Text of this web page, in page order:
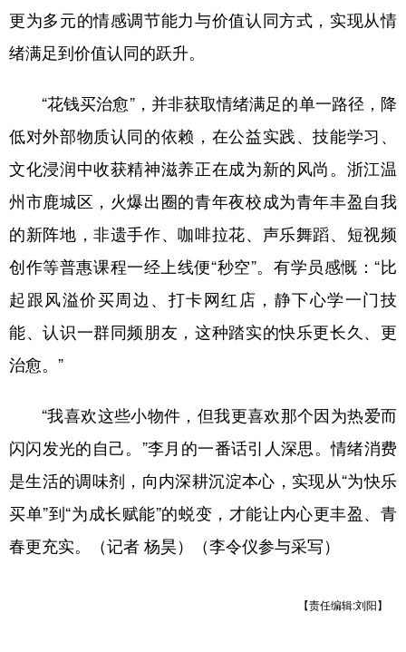
更为多元的情感调节能力与价值认同方式，实现从情
绪满足到价值认同的跃升。
“花钱买治愈”，并非获取情绪满足的单一路径，降
低对外部物质认同的依赖，在公益实践、技能学习、
文化浸润中收获精神滋养正在成为新的风尚。浙江温
州市鹿城区，火爆出圈的青年夜校成为青年丰盈自我
的新阵地，非遗手作、咖啡拉花、声乐舞蹈、短视频
创作等普惠课程一经上线便“秒空”。有学员感慨：“比
起跟风溢价买周边、打卡网红店，静下心学一门技
能、认识一群同频朋友，这种踏实的快乐更长久、更
治愈。”
“我喜欢这些小物件，但我更喜欢那个因为热爱而
闪闪发光的自己。”李月的一番话引人深思。情绪消费
是生活的调味剂，向内深耕沉淀本心，实现从“为快乐
买单”到“为成长赋能”的蜕变，才能让内心更丰盈、青
春更充实。（记者 杨昊）（李令仪参与采写）
【责任编辑:刘阳】